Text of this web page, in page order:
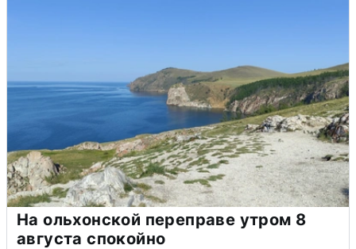
На ольхонской переправе утром 8
августа спокойно